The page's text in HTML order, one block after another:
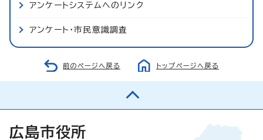
アンケートシステムへのリンク
アンケート・市民意識調査
前のページへ戻る トップページへ戻る
広島市役所